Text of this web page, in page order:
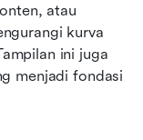
atau
kurva
ini juga
menjadi fondasi